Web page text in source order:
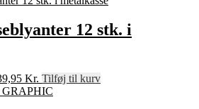
12 stk. i
Kr. Den
aktuelle
Tilføj til kurv